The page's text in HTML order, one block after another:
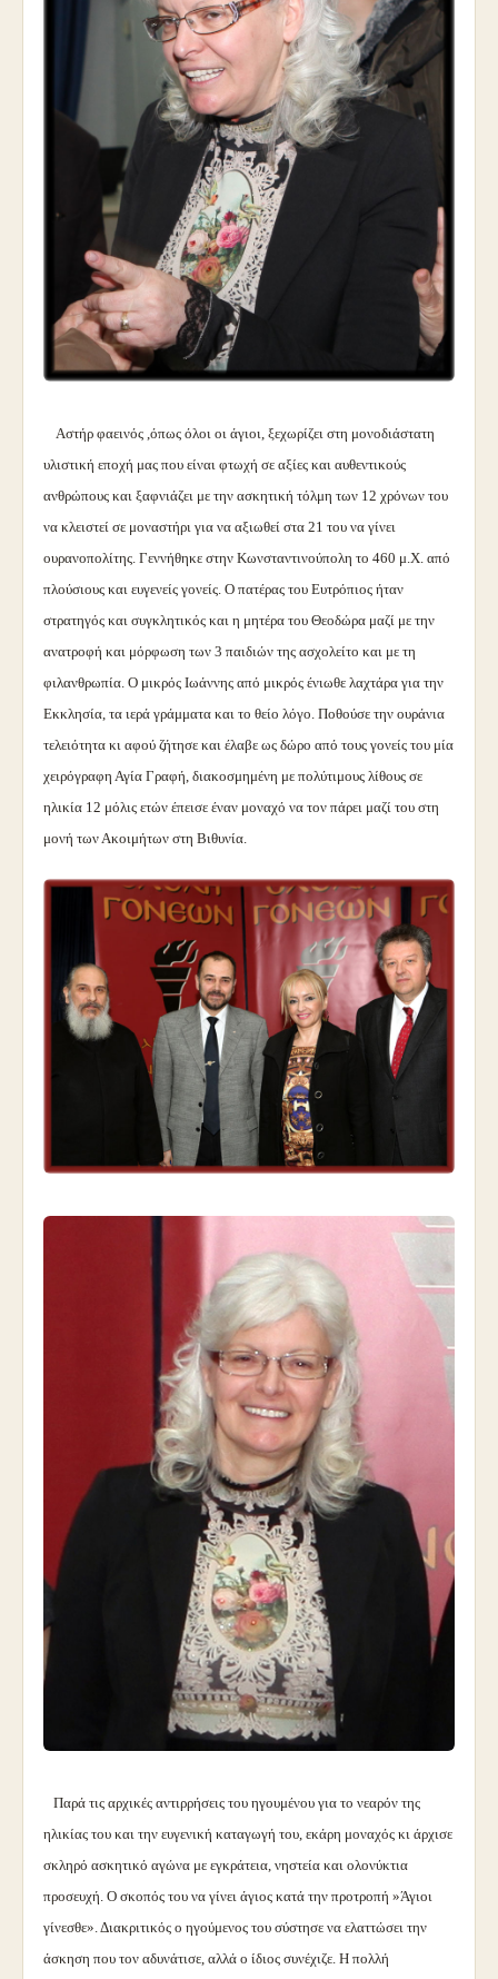
Αστήρ φαεινός ,όπως όλοι οι άγιοι, ξεχωρίζει στη μονοδιάστατη
υλιστική εποχή μας που είναι φτωχή σε αξίες και αυθεντικούς
ανθρώπους και ξαφνιάζει με την ασκητική τόλμη των 12 χρόνων του
να κλειστεί σε μοναστήρι για να αξιωθεί στα 21 του να γίνει
ουρανοπολίτης. Γεννήθηκε στην Κωνσταντινούπολη το 460 μ.Χ. από
πλούσιους και ευγενείς γονείς. Ο πατέρας του Ευτρόπιος ήταν
στρατηγός και συγκλητικός και η μητέρα του Θεοδώρα μαζί με την
ανατροφή και μόρφωση των 3 παιδιών της ασχολείτο και με τη
φιλανθρωπία. Ο μικρός Ιωάννης από μικρός ένιωθε λαχτάρα για την
Εκκλησία, τα ιερά γράμματα και το θείο λόγο. Ποθούσε την ουράνια
τελειότητα κι αφού ζήτησε και έλαβε ως δώρο από τους γονείς του μία
χειρόγραφη Αγία Γραφή, διακοσμημένη με πολύτιμους λίθους σε
ηλικία 12 μόλις ετών έπεισε έναν μοναχό να τον πάρει μαζί του στη
μονή των Ακοιμήτων στη Βιθυνία.
Παρά τις αρχικές αντιρρήσεις του ηγουμένου για το νεαρόν της
ηλικίας του και την ευγενική καταγωγή του, εκάρη μοναχός κι άρχισε
σκληρό ασκητικό αγώνα με εγκράτεια, νηστεία και ολονύκτια
προσευχή. Ο σκοπός του να γίνει άγιος κατά την προτροπή »Άγιοι
γίνεσθε». Διακριτικός ο ηγούμενος του σύστησε να ελαττώσει την
άσκηση που τον αδυνάτισε, αλλά ο ίδιος συνέχιζε. Η πολλή